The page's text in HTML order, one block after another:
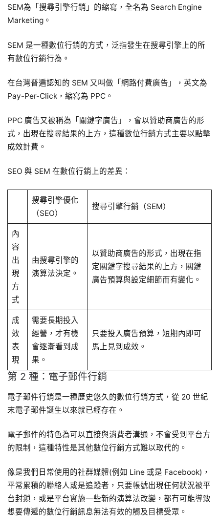
SEM為「搜尋引擎行銷」的縮寫，全名為 Search Engine
Marketing。
SEM 是一種數位行銷的方式，泛指發生在搜尋引擎上的所
有數位行銷行為。
在台灣普遍認知的 SEM 又叫做「網路付費廣告」，英文為
Pay-Per-Click，縮寫為 PPC。
PPC 廣告又被稱為「關鍵字廣告」，會以贊助商廣告的形
式，出現在搜尋結果的上方，這種數位行銷方式主要以點擊
成效計費。
SEO 與 SEM 在數位行銷上的差異：
搜尋引擎優化
（SEO）
搜尋引擎行銷（SEM）
內
容
出
現
方
式
由搜尋引擎的
演算法決定。
以贊助商廣告的形式，出現在指
定關鍵字搜尋結果的上方，關鍵
廣告預算與設定細節而有變化。
成
效
表
現
需要長期投入
經營，才有機
會逐漸看到成
果。
只要投入廣告預算，短期內即可
馬上見到成效。
第 2 種：電子郵件行銷
電子郵件行銷是一種歷史悠久的數位行銷方式，從 20 世紀
末電子郵件誕生以來就已經存在。
電子郵件的特色為可以直接與消費者溝通，不會受到平台方
的限制，這種特性是其他數位行銷方式難以取代的。
像是我們日常使用的社群媒體(例如 Line 或是 Facebook)，
平常累積的聯絡人或是追蹤者，只要帳號出現任何狀況被平
台封鎖，或是平台實施一些新的演算法改變，都有可能導致
想要傳遞的數位行銷訊息無法有效的觸及目標受眾。